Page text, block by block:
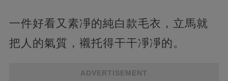
一件好看又素凈的純白款毛衣，立馬就
把人的氣質，襯托得干干凈凈的。
ADVERTISEMENT